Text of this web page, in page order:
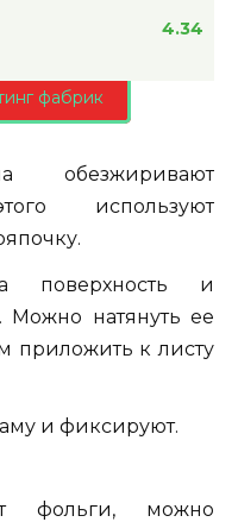
4.34
фабрик
обезжиривают
используют
поверхность и
Можно натянуть ее
приложить к листу
и фиксируют.
фольги, можно